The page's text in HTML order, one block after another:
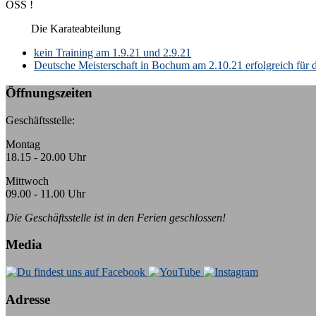
OSS !
Die Karateabteilung
kein Training am 1.9.21 und 2.9.21
Deutsche Meisterschaft in Bochum am 2.10.21 erfolgreich für
Öffnungszeiten
Geschäftsstelle:
Montag
18.15 - 20.00 Uhr
Mittwoch
09.00 - 11.00 Uhr
Die Geschäftsstelle ist in den Ferien geschlossen!
Media
Adresse